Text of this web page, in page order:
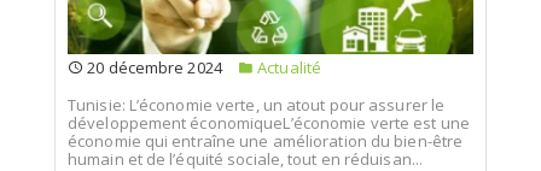
20 décembre 2024
Actualité
Tunisie: L’économie verte, un atout pour assurer le
développement économiqueL’économie verte est une
économie qui entraîne une amélioration du bien-être
humain et de l’équité sociale, tout en réduisan...